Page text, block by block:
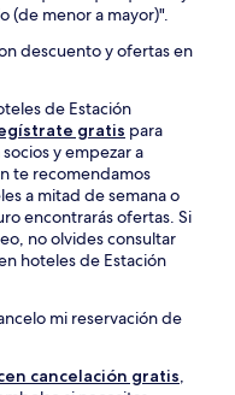
(de menor a mayor)".
descuento y ofertas en
de Estación
gratis para
y empezar a
te recomendamos
a mitad de semana o
encontrarás ofertas. Si
no olvides consultar
hoteles de Estación
mi reservación de
cancelación gratis,